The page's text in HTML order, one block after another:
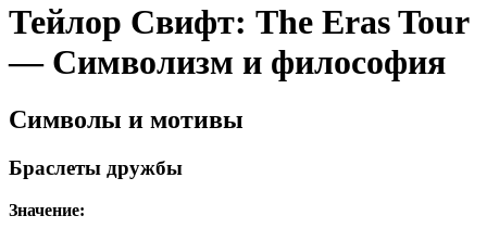
Тейлор Свифт: The Eras Tour
— Символизм и философия
Символы и мотивы
Браслеты дружбы
Значение: